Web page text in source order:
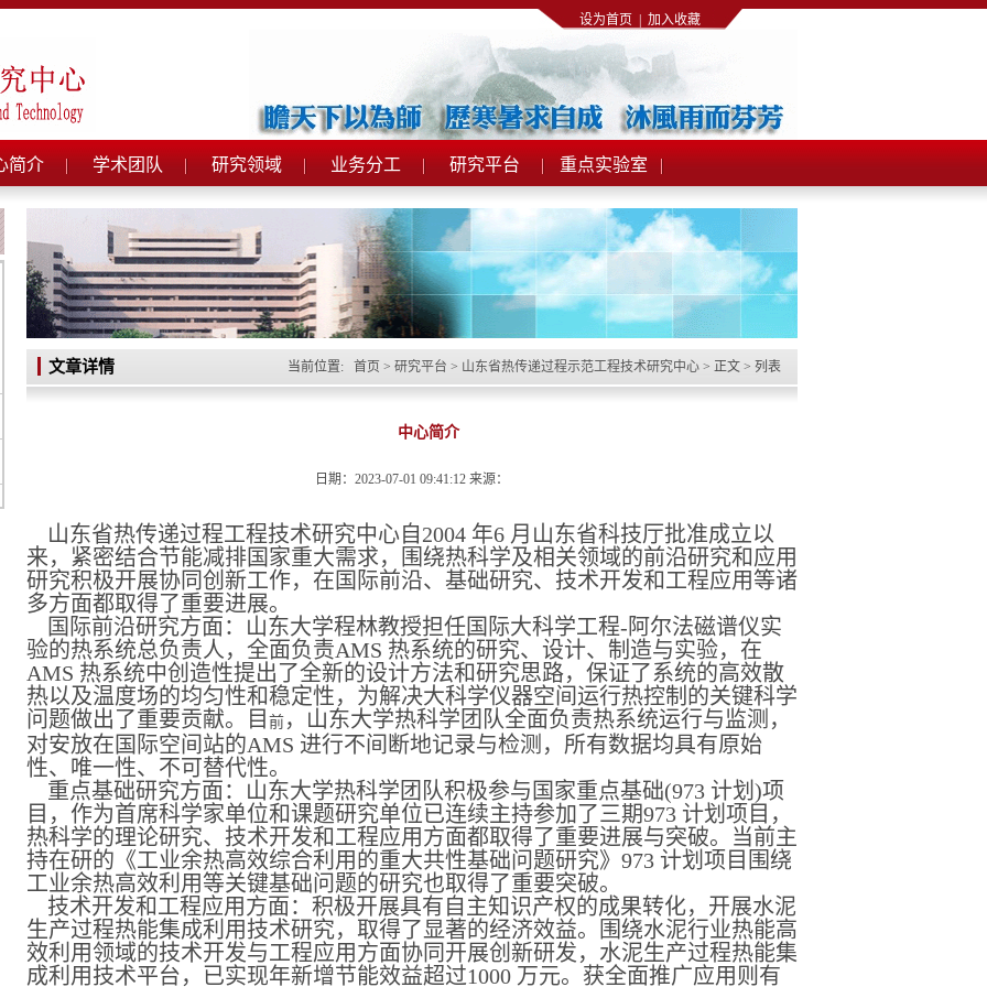
设为首页 加入收藏
简介 学术团队 研究领域 业务分工 研究平台 重点实验室
文章详情 当前位置: 首页 > 研究平台 > 山东省热传递过程示范工程技术研究中心 > 正文 > 列表
中心简介
日期：2023-07-01 09:41:12 来源：
山东省热传递过程工程技术研究中心自2004 年6 月山东省科技厅批准成立以
来，紧密结合节能减排国家重大需求，围绕热科学及相关领域的前沿研究和应用
研究积极开展协同创新工作，在国际前沿、基础研究、技术开发和工程应用等诸
多方面都取得了重要进展。
国际前沿研究方面：山东大学程林教授担任国际大科学工程-阿尔法磁谱仪实
验的热系统总负责人，全面负责AMS 热系统的研究、设计、制造与实验，在
AMS 热系统中创造性提出了全新的设计方法和研究思路，保证了系统的高效散
热以及温度场的均匀性和稳定性，为解决大科学仪器空间运行热控制的关键科学
问题做出了重要贡献。目 前 ， 山东大学热科学团队全面负责热系统运行与监测，
对安放在国际空间站的AMS 进行不间断地记录与检测，所有数据均具有原始
性、唯一性、不可替代性。
重点基础研究方面：山东大学热科学团队积极参与国家重点基础(973 计划)项
目，作为首席科学家单位和课题研究单位已连续主持参加了三期973 计划项目，
热科学的理论研究、技术开发和工程应用方面都取得了重要进展与突破。当前主
持在研的《工业余热高效综合利用的重大共性基础问题研究》973 计划项目围绕
工业余热高效利用等关键基础问题的研究也取得了重要突破。
技术开发和工程应用方面：积极开展具有自主知识产权的成果转化，开展水泥
生产过程热能集成利用技术研究，取得了显著的经济效益。围绕水泥行业热能高
效利用领域的技术开发与工程应用方面协同开展创新研发，水泥生产过程热能集
成利用技术平台，已实现年新增节能效益超过1000 万元。获全面推广应用则有